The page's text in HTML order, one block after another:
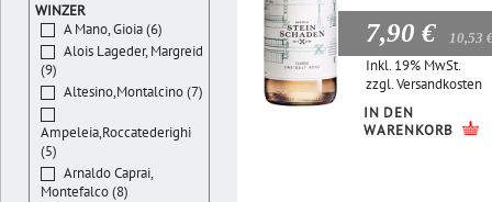
7,90 € 10,53
Inkl. 19% MwSt.
zzgl.Versandkosten
IN DEN
WARENKORB
WINZER
A Mano, Gioia (6)
Alois Lageder, Margreid
(9)
Altesino,Montalcino (7)
Ampeleia,Roccatederighi
(5)
Arnaldo Caprai,
Montefalco (8)